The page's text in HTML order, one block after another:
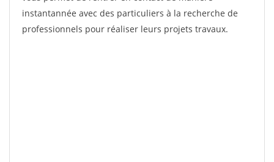
instantannée avec des particuliers à la recherche de
professionnels pour réaliser leurs projets travaux.